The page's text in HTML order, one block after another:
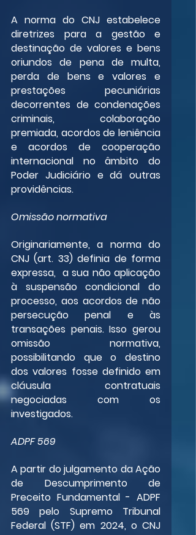
A norma do CNJ estabelece
diretrizes para a gestão e
destinação de valores e bens
oriundos de pena de multa,
perda de bens e valores e
prestações pecuniárias
decorrentes de condenações
criminais, colaboração
premiada, acordos de leniência
e acordos de cooperação
internacional no âmbito do
Poder Judiciário e dá outras
providências.
Omissão normativa
Originariamente, a norma do
CNJ (art. 33) definia de forma
expressa,  a sua não aplicação
à suspensão condicional do
processo, aos acordos de não
persecução penal e às
transações penais. Isso gerou
omissão normativa,
possibilitando que o destino
dos valores fosse definido em
cláusula contratuais
negociadas com os
investigados.
ADPF 569
A partir do julgamento da Ação
de Descumprimento de
Preceito Fundamental - ADPF
569 pelo Supremo Tribunal
Federal (STF) em 2024, o CNJ